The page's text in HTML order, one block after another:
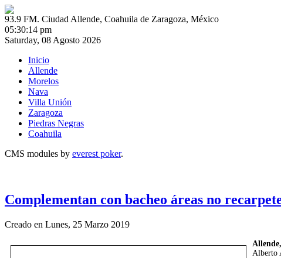
93.9 FM. Ciudad Allende, Coahuila de Zaragoza, México
05:30:14 pm
Saturday, 08 Agosto 2026
Inicio
Allende
Morelos
Nava
Villa Unión
Zaragoza
Piedras Negras
Coahuila
CMS modules by everest poker.
Complementan con bacheo áreas no
Creado en Lunes, 25 Marzo 2019
Alberto